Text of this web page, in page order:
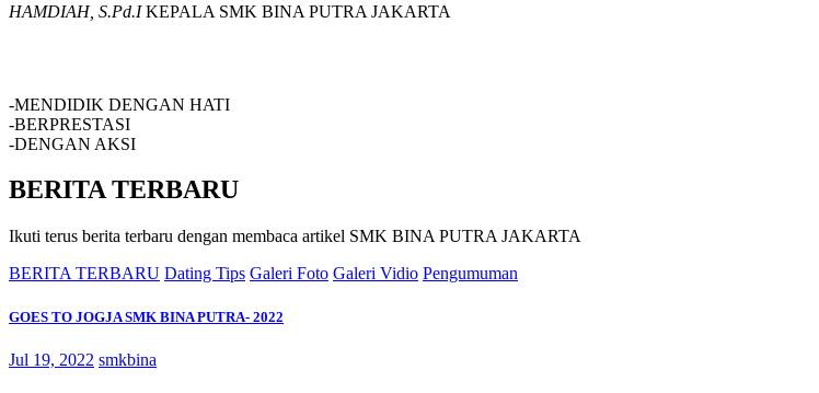
HAMDIAH, S.Pd.IKEPALA SMK BINA PUTRA JAKARTA
-MENDIDIK DENGAN HATI
-BERPRESTASI
-DENGAN AKSI
BERITA TERBARU
Ikuti terus berita terbaru dengan membaca artikel SMK BINA PUTRA JAKARTA
BERITA TERBARU Dating Tips Galeri Foto Galeri Vidio Pengumuman
GOES TO JOGJA SMK BINA PUTRA- 2022
Jul 19, 2022 smkbina